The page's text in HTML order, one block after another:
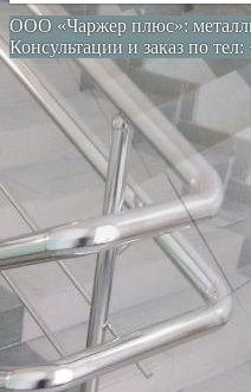
ООО «Чаржер плюс»:
Консультации и заказ по